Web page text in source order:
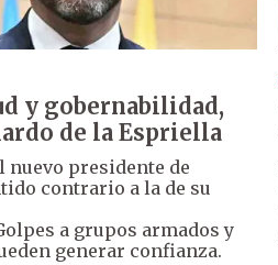
y gobernabilidad,
de la Espriella
nuevo presidente de
contrario a la de su
a grupos armados y
generar confianza.